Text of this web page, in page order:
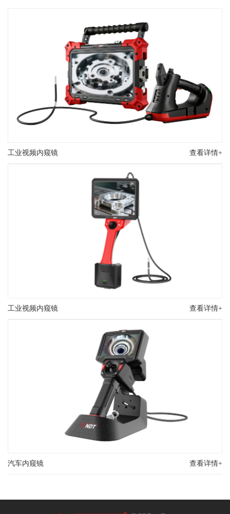
工业视频内窥镜 查看详情+
工业视频内窥镜 查看详情+
汽车内窥镜 查看详情+